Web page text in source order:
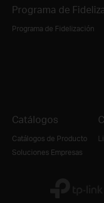
Programa de
Programa de Fidelización
Catálogos
Catálogos de Producto
Soluciones Empresas